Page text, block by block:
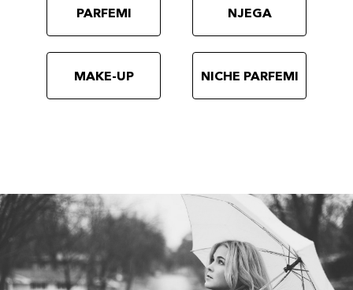
PARFEMI NJEGA
MAKE-UP NICHE PARFEMI